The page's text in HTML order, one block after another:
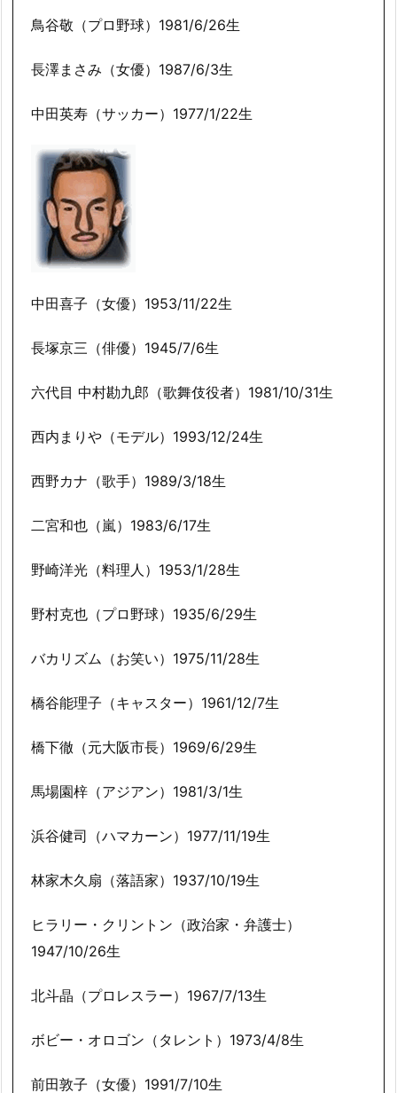
鳥谷敬（プロ野球）1981/6/26生
長澤まさみ（女優）1987/6/3生
中田英寿（サッカー）1977/1/22生
中田喜子（女優）1953/11/22生
長塚京三（俳優）1945/7/6生
六代目 中村勘九郎（歌舞伎役者）1981/10/31生
西内まりや（モデル）1993/12/24生
西野カナ（歌手）1989/3/18生
二宮和也（嵐）1983/6/17生
野崎洋光（料理人）1953/1/28生
野村克也（プロ野球）1935/6/29生
バカリズム（お笑い）1975/11/28生
橋谷能理子（キャスター）1961/12/7生
橋下徹（元大阪市長）1969/6/29生
馬場園梓（アジアン）1981/3/1生
浜谷健司（ハマカーン）1977/11/19生
林家木久扇（落語家）1937/10/19生
ヒラリー・クリントン（政治家・弁護士）
1947/10/26生
北斗晶（プロレスラー）1967/7/13生
ボビー・オロゴン（タレント）1973/4/8生
前田敦子（女優）1991/7/10生